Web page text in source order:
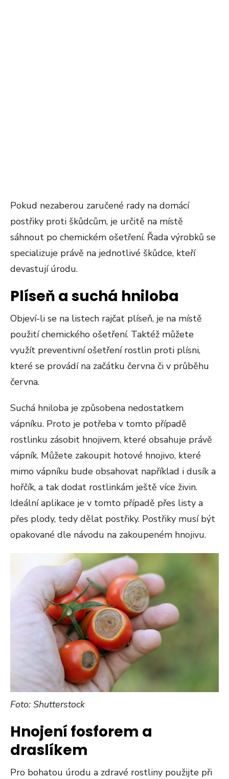
Pokud nezaberou zaručené rady na domácí
postřiky proti škůdcům, je určitě na místě
sáhnout po chemickém ošetření. Řada výrobků se
specializuje právě na jednotlivé škůdce, kteří
devastují úrodu.
Plíseň a suchá hniloba
Objeví-li se na listech rajčat plíseň, je na místě
použití chemického ošetření. Taktéž můžete
využít preventivní ošetření rostlin proti plísni,
které se provádí na začátku června či v průběhu
června.
Suchá hniloba je způsobena nedostatkem
vápníku. Proto je potřeba v tomto případě
rostlinku zásobit hnojivem, které obsahuje právě
vápník. Můžete zakoupit hotové hnojivo, které
mimo vápníku bude obsahovat například i dusík a
hořčík, a tak dodat rostlinkám ještě více živin.
Ideální aplikace je v tomto případě přes listy a
přes plody, tedy dělat postřiky. Postřiky musí být
opakované dle návodu na zakoupeném hnojivu.
Foto: Shutterstock
Hnojení fosforem a
draslíkem
Pro bohatou úrodu a zdravé rostliny použijte při